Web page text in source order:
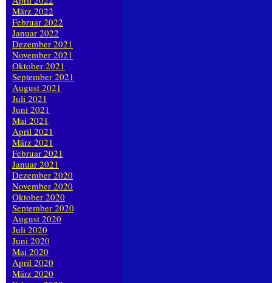
März 2022
Februar 2022
Januar 2022
Dezember 2021
November 2021
Oktober 2021
September 2021
August 2021
Juli 2021
Juni 2021
Mai 2021
April 2021
März 2021
Februar 2021
Januar 2021
Dezember 2020
November 2020
Oktober 2020
September 2020
August 2020
Juli 2020
Juni 2020
Mai 2020
April 2020
März 2020